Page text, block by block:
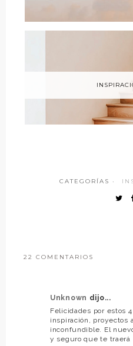
CATEGORÍAS ·
22 COMENTARIOS
Unknown dijo...
Felicidades por estos
inspiración, proyectos
inconfundible. El
y seguro que te traerá